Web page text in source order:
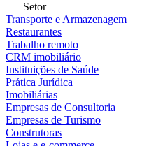
Setor
Transporte e Armazenagem
Restaurantes
Trabalho remoto
CRM imobiliário
Instituições de Saúde
Prática Jurídica
Imobiliárias
Empresas de Consultoria
Empresas de Turismo
Construtoras